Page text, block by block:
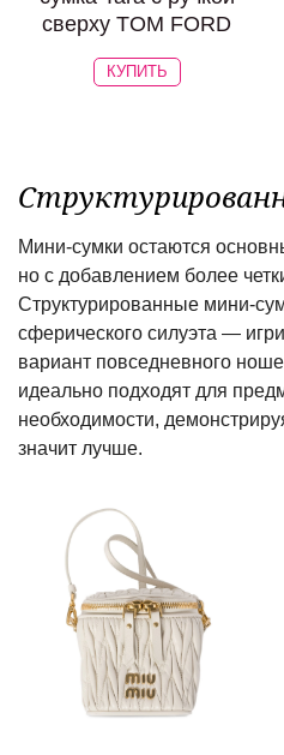
сверху TOM FORD
КУПИТЬ
Мини-сумки остаются
но с добавлением более
Структурированные мини-
сферического силуэта —
вариант повседневного
идеально подходят для
необходимости,
значит лучше.